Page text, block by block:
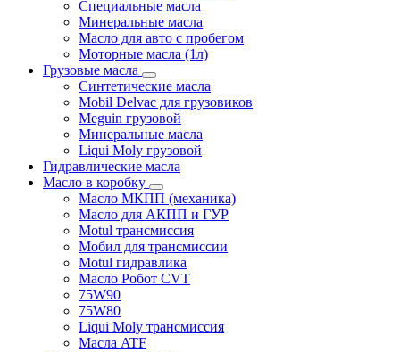
Специальные масла
Минеральные масла
Масло для авто с пробегом
Моторные масла (1л)
Грузовые масла
Синтетические масла
Mobil Delvac для грузовиков
Meguin грузовой
Минеральные масла
Liqui Moly грузовой
Гидравлические масла
Масло в коробку
Масло МКПП (механика)
Масло для АКПП и ГУР
Motul трансмиссия
Мобил для трансмиссии
Motul гидравлика
Масло Робот CVT
75W90
75W80
Liqui Moly трансмиссия
Масла ATF